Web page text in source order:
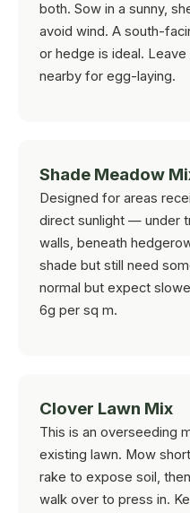
both. Sow in a sunny,
avoid wind. A south-
or hedge is ideal.
nearby for egg-laying.
Shade Meadow
Designed for areas
direct sunlight — under
walls, beneath
shade but still need
normal but expect
6g per sq m.
Clover Lawn Mix
This is an overseeding
existing lawn. Mow
rake to expose soil,
walk over to press in.